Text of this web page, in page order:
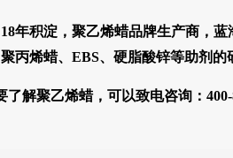
年积淀， 聚乙烯蜡品牌生产商，蓝
丙烯蜡、EBS、硬脂酸锌等助剂的
解聚乙烯蜡，可以致电咨询：